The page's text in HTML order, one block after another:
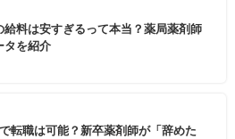
給料は安すぎるって本当？薬局薬剤師
タを紹介
転職は可能？新卒薬剤師が「辞めた